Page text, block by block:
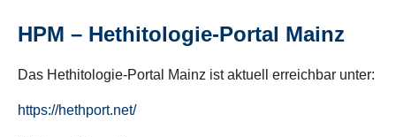
HPM – Hethitologie-Portal Mainz
Das Hethitologie-Portal Mainz ist aktuell erreichbar unter:
https://hethport.net/